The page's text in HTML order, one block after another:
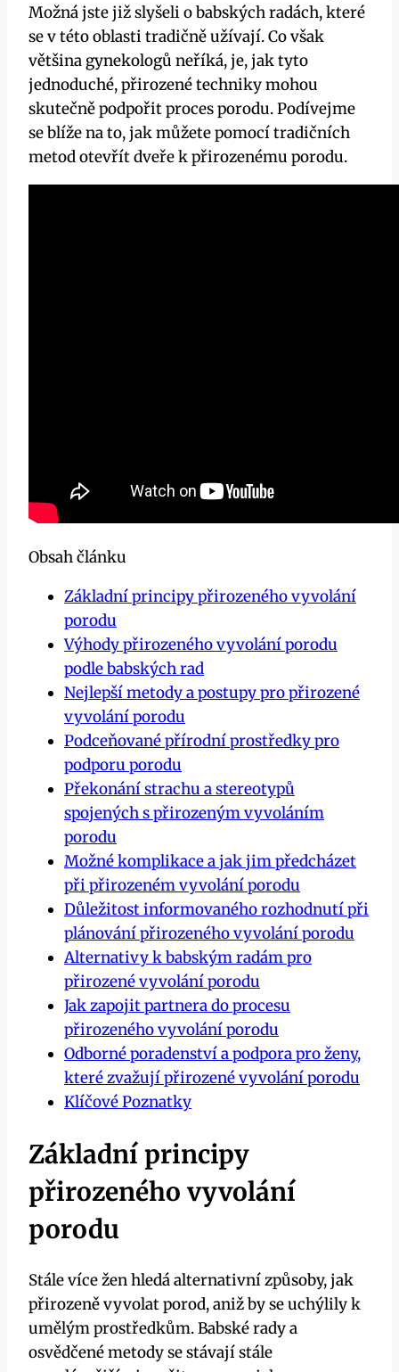
Možná jste již slyšeli o babských radách, které
se v této oblasti tradičně užívají. Co však
většina gynekologů neříká, je, jak tyto
jednoduché, přirozené techniky mohou
skutečně podpořit proces porodu. Podívejme
se blíže na to, jak můžete pomocí tradičních
metod otevřít dveře k přirozenému porodu.
Obsah článku
Základní principy přirozeného vyvolání
porodu
Výhody přirozeného vyvolání porodu
podle babských rad
Nejlepší metody a postupy pro přirozené
vyvolání porodu
Podceňované přírodní prostředky pro
podporu porodu
Překonání strachu a stereotypů
spojených s přirozeným vyvoláním
porodu
Možné komplikace a jak jim předcházet
při přirozeném vyvolání porodu
Důležitost informovaného rozhodnutí při
plánování přirozeného vyvolání porodu
Alternativy k babským radám pro
přirozené vyvolání porodu
Jak zapojit partnera do procesu
přirozeného vyvolání porodu
Odborné poradenství a podpora pro ženy,
které zvažují přirozené vyvolání porodu
Klíčové Poznatky
Základní principy
přirozeného vyvolání
porodu
Stále více žen hledá alternativní způsoby, jak
přirozeně vyvolat porod, aniž by se uchýlily k
umělým prostředkům. Babské rady a
osvědčené metody se stávají stále